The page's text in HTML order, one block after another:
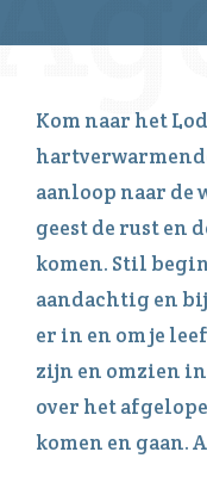
Kom naar het
aanloop naar de
geest de rust en
komen. Stil
aandachtig en
er in en om je
zijn en omzien
over het
komen en gaan.